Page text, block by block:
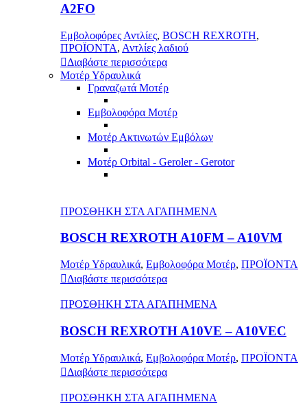
A2FO
Εμβολοφόρες Αντλίες, BOSCH REXROTH,
ΠΡΟΪΟΝΤΑ, Αντλίες λαδιού
Διαβάστε περισσότερα
Μοτέρ Υδραυλικά
Γραναζωτά Μοτέρ
Εμβολοφόρα Μοτέρ
Μοτέρ Ακτινωτών Εμβόλων
Μοτέρ Orbital - Geroler - Gerotor
ΠΡΟΣΘΗΚΗ ΣΤΑ ΑΓΑΠΗΜΕΝΑ
BOSCH REXROTH A10FM – A10VM
Μοτέρ Υδραυλικά, Εμβολοφόρα Μοτέρ, ΠΡΟΪΟΝΤΑ
Διαβάστε περισσότερα
ΠΡΟΣΘΗΚΗ ΣΤΑ ΑΓΑΠΗΜΕΝΑ
BOSCH REXROTH A10VE – A10VEC
Μοτέρ Υδραυλικά, Εμβολοφόρα Μοτέρ, ΠΡΟΪΟΝΤΑ
Διαβάστε περισσότερα
ΠΡΟΣΘΗΚΗ ΣΤΑ ΑΓΑΠΗΜΕΝΑ